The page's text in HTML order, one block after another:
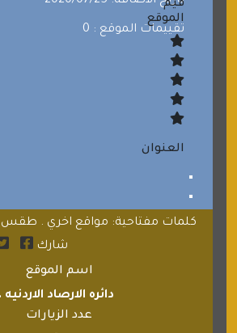
تقييمات الموقع : 0
قيم
الموقع
العنوان
كلمات مفتاحية: مواقع اخري . طقس
شارك
اسم الموقع
دائره الارصاد الاردنيه .
عدد الزيارات